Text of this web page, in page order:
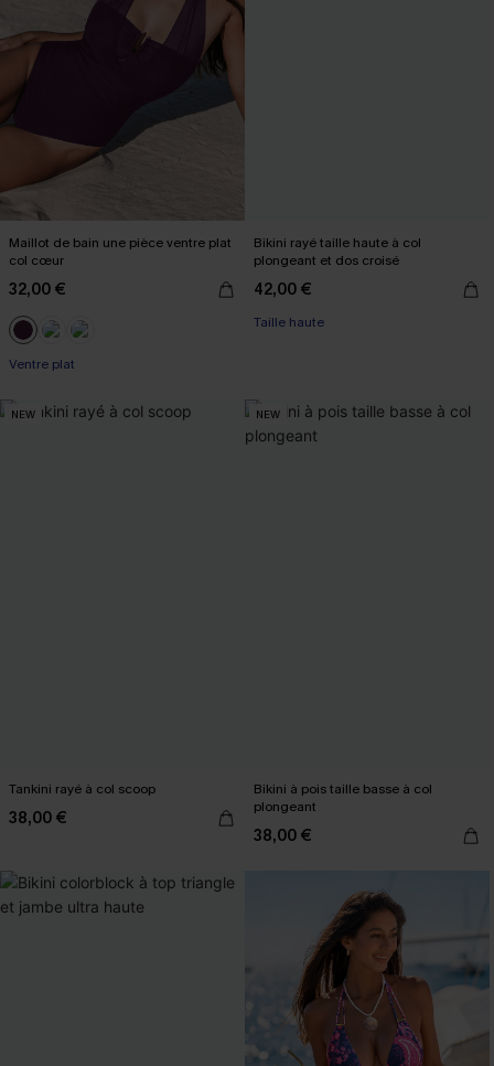
Maillot de bain une pièce ventre plat
col cœur
32,00 €
Ventre plat
Bikini rayé taille haute à col
plongeant et dos croisé
42,00 €
Taille haute
NEW
Tankini rayé à col scoop
38,00 €
NEW
Bikini à pois taille basse à col
plongeant
38,00 €